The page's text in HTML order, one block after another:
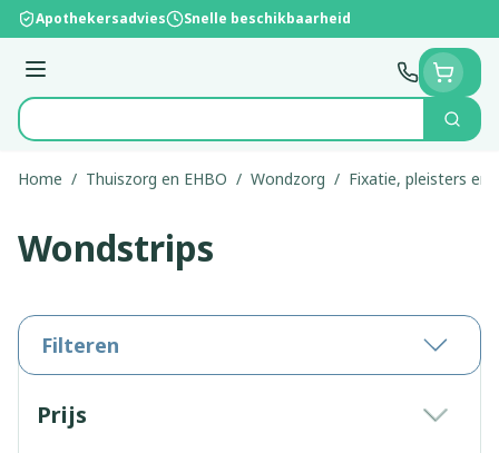
Ga naar de inhoud
Apothekersadvies Snelle beschikbaarheid
Menu
Product, merk, categorie...
Zoek
Home / Thuiszorg en EHBO / Wondzorg / Fixatie, pleisters en
Wondstrips
Filteren
Prijs